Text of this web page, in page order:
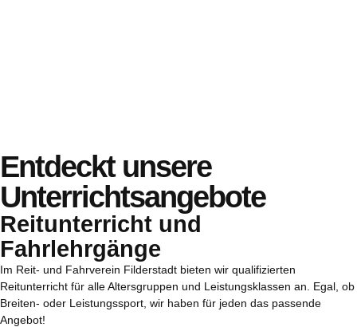
Entdeckt unsere
Unterrichtsangebote
Reitunterricht und
Fahrlehrgänge
Im Reit- und Fahrverein Filderstadt bieten wir qualifizierten
Reitunterricht für alle Altersgruppen und Leistungsklassen an. Egal, ob
Breiten- oder Leistungssport, wir haben für jeden das passende
Angebot!